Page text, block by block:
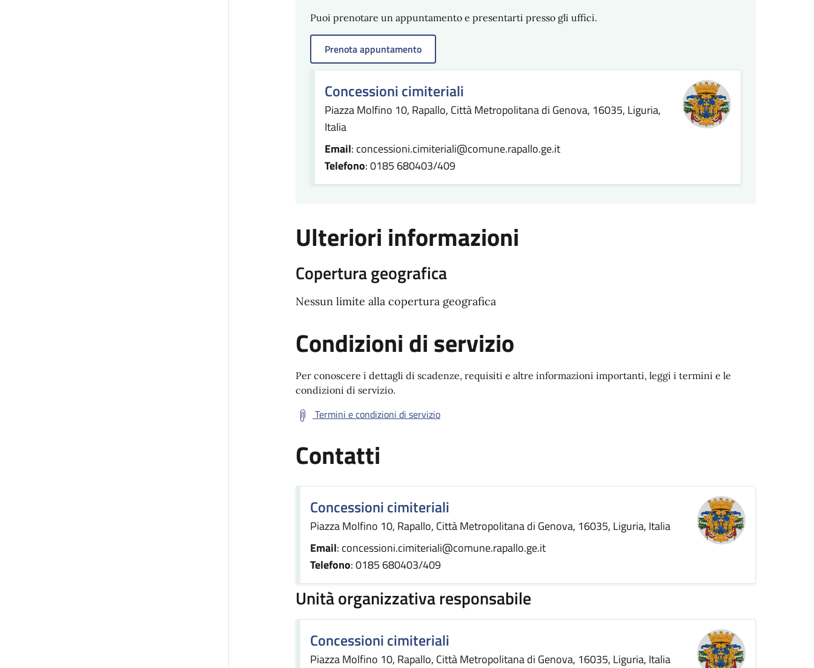
Puoi prenotare un appuntamento e presentarti presso gli uffici.
Prenota appuntamento
Concessioni cimiteriali
Piazza Molfino 10, Rapallo, Città Metropolitana di Genova, 16035, Liguria,
Italia
Email: concessioni.cimiteriali@comune.rapallo.ge.it
Telefono: 0185 680403/409
Ulteriori informazioni
Copertura geografica
Nessun limite alla copertura geografica
Condizioni di servizio
Per conoscere i dettagli di scadenze, requisiti e altre informazioni importanti, leggi i termini e le
condizioni di servizio.
Termini e condizioni di servizio
Contatti
Concessioni cimiteriali
Piazza Molfino 10, Rapallo, Città Metropolitana di Genova, 16035, Liguria, Italia
Email: concessioni.cimiteriali@comune.rapallo.ge.it
Telefono: 0185 680403/409
Unità organizzativa responsabile
Concessioni cimiteriali
Piazza Molfino 10, Rapallo, Città Metropolitana di Genova, 16035, Liguria, Italia